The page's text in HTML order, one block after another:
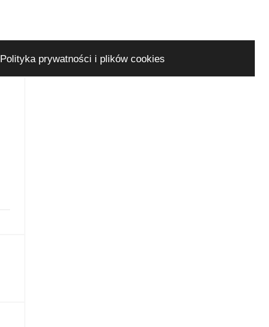
Polityka prywatności i plików cookies